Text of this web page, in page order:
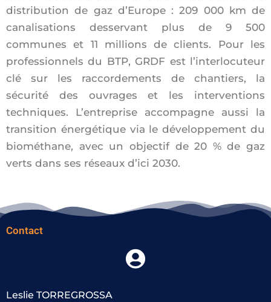
distribution de gaz d’Europe : 209 000 km de
canalisations desservant plus de 9 500
communes et 11 millions de clients. Pour les
professionnels du BTP, GRDF est l’interlocuteur
clé sur les raccordements de chantiers, la
sécurité des ouvrages et les interventions
techniques. L’entreprise accompagne aussi la
transition énergétique via le développement du
biométhane, avec un objectif de 20 % de gaz
verts dans ses réseaux d’ici 2030.
Contact
Leslie TORREGROSSA